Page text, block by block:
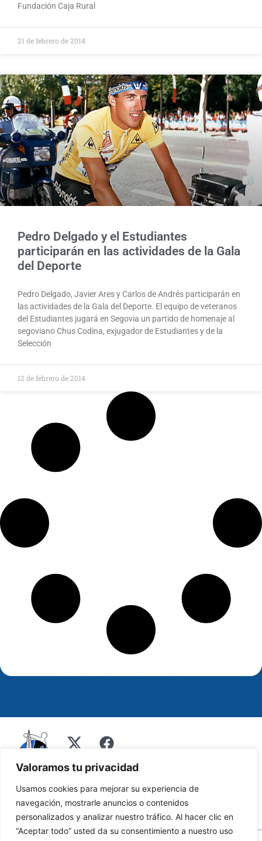
Valoramos tu privacidad
Usamos cookies para mejorar su experiencia de
navegación, mostrarle anuncios o contenidos
personalizados y analizar nuestro tráfico. Al hacer clic en
“Aceptar todo” usted da su consentimiento a nuestro uso
Fundación Caja Rural
21 de febrero de 2014
Pedro Delgado y el Estudiantes
participarán en las actividades de la Gala
del Deporte
Pedro Delgado, Javier Ares y Carlos de Andrés participarán en
las actividades de la Gala del Deporte. El equipo de veteranos
del Estudiantes jugará en Segovia un partido de homenaje al
segoviano Chus Codina, exjugador de Estudiantes y de la
Selección​
12 de febrero de 2014